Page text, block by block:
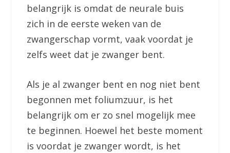
belangrijk is omdat de neurale buis
zich in de eerste weken van de
zwangerschap vormt, vaak voordat je
zelfs weet dat je zwanger bent.
Als je al zwanger bent en nog niet bent
begonnen met foliumzuur, is het
belangrijk om er zo snel mogelijk mee
te beginnen. Hoewel het beste moment
is voordat je zwanger wordt, is het